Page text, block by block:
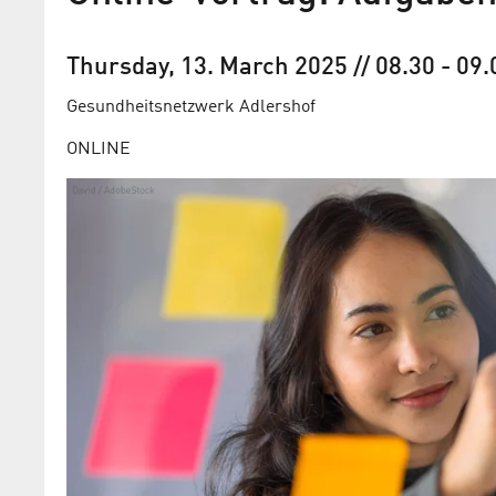
Thursday, 13. March 2025 // 08.30 -
Gesundheits­netzwerk Adlershof
ONLINE